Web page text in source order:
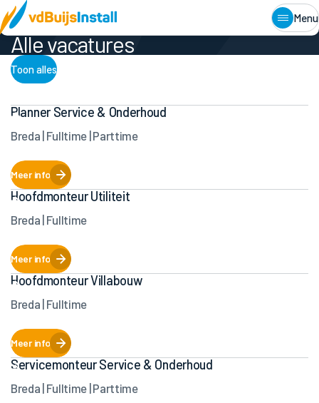
Menu
Home
Alle vacatures
Toon alles
Planner Service & Onderhoud
Breda | Fulltime | Parttime
Meer info
Hoofdmonteur Utiliteit
Breda | Fulltime
Meer info
Hoofdmonteur Villabouw
Breda | Fulltime
Meer info
Servicemonteur Service & Onderhoud
Breda | Fulltime | Parttime